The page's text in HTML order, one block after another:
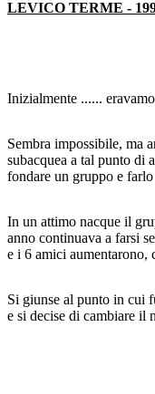
LEVICO TERME -
Inizialmente ......
Sembra impossibile, ma
subacquea a tal punto di
fondare un gruppo e farlo
In un attimo nacque il
anno continuava a farsi
e i 6 amici aumentarono,
Si giunse al punto in cui
e si decise di cambiare il